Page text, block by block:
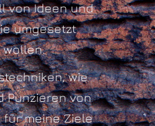
von Ideen und
umgesetzt
wie
Punzieren von
für meine Ziele